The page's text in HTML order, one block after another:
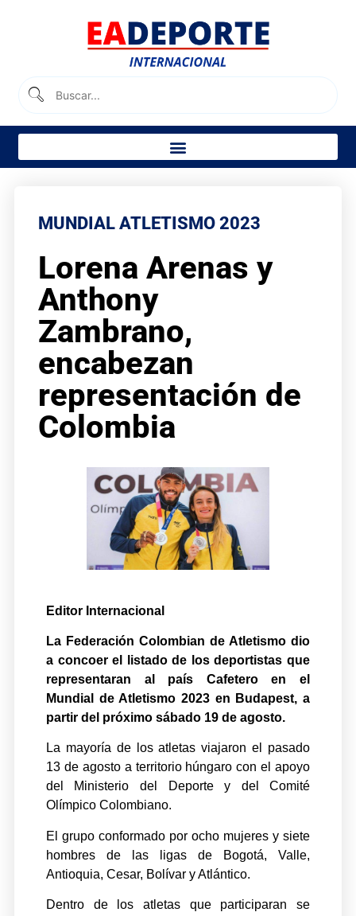
MUNDIAL ATLETISMO 2023
Lorena Arenas y
Anthony
Zambrano,
encabezan
representación de
Colombia
Editor Internacional
La Federación Colombian de Atletismo dio
a concoer el listado de los deportistas que
representaran al país Cafetero en el
Mundial de Atletismo 2023 en Budapest, a
partir del próximo sábado 19 de agosto.
La mayoría de los atletas viajaron el pasado
13 de agosto a territorio húngaro con el apoyo
del Ministerio del Deporte y del Comité
Olímpico Colombiano.
El grupo conformado por ocho mujeres y siete
hombres de las ligas de Bogotá, Valle,
Antioquia, Cesar, Bolívar y Atlántico.
Dentro de los atletas que participaran se